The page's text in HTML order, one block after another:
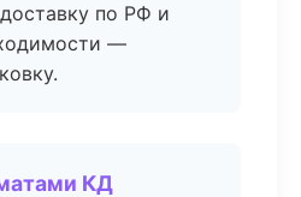
по РФ и
—
КД